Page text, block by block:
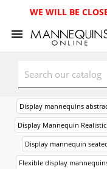
WE WILL BE
Display mannequins
Display Mannequin
Display mannequin
Flexible display